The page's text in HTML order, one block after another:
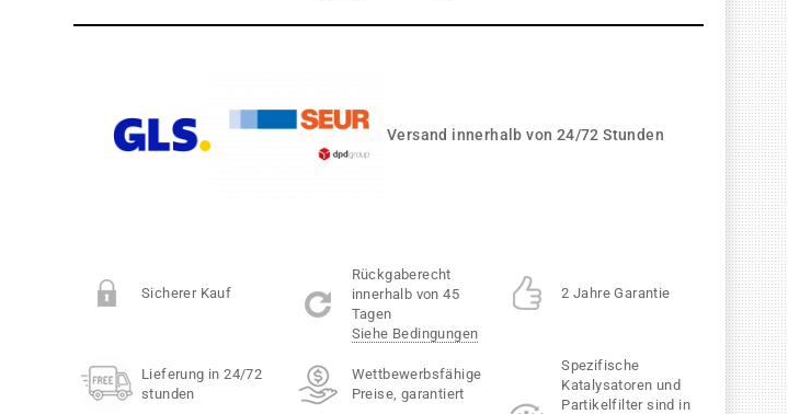
Versand innerhalb von 24/72 Stunden
Sicherer Kauf
Rückgaberecht
innerhalb von 45
Tagen
Siehe Bedingungen
2 Jahre Garantie
Lieferung in 24/72
stunden
Wettbewerbsfähige
Preise, garantiert
Spezifische
Katalysatoren und
Partikelfilter sind in